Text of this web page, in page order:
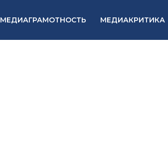
МЕДИАГРАМОТНОСТЬ МЕДИАКРИТИКА